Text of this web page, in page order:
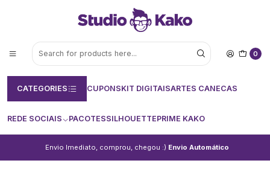
0
CATEGORIES CUPONSKIT DIGITAISARTES CANECAS
REDE SOCIAIS PACOTESSILHOUETTEPRIME KAKO
Envio Imediato, comprou, chegou :) Envio Automático